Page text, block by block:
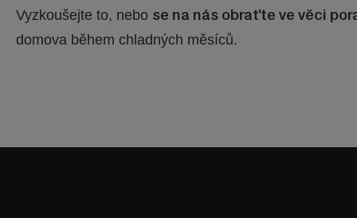
Vyzkoušejte to, nebo se na nás obraťte ve věci
domova během chladných měsíců.